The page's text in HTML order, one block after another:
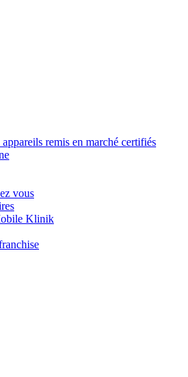
remis en marché certifiés
vous
Klinik